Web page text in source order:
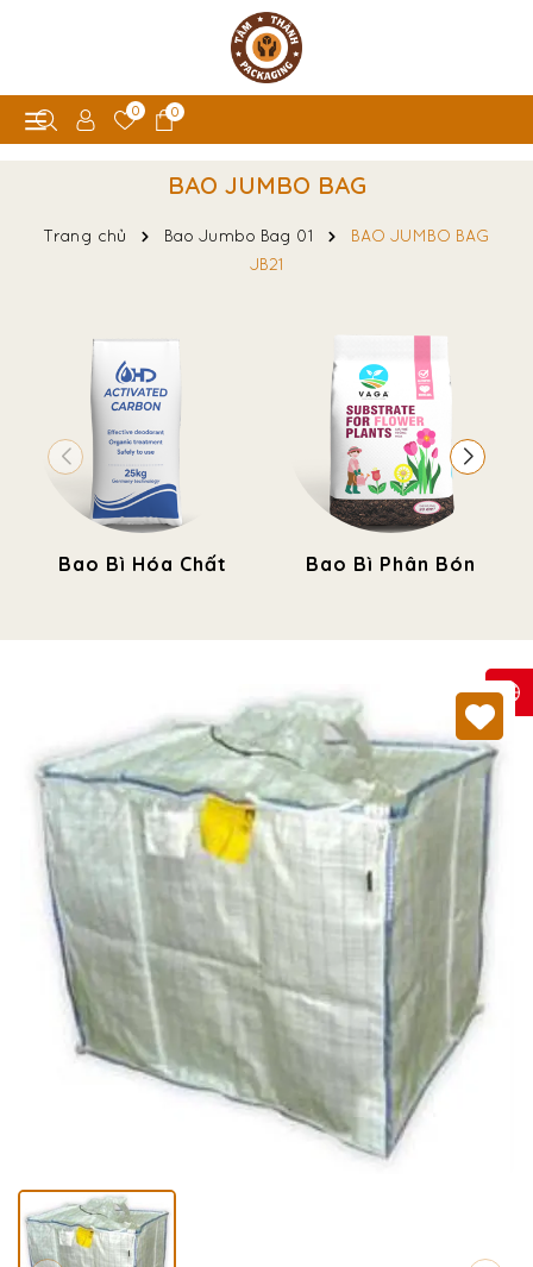
0 0
BAO JUMBO BAG
Trang chủ Bao Jumbo Bag 01
BAO JUMBO BAG
JB21
Bao Bì Hóa Chất Bao Bì Phân Bón